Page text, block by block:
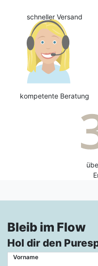
schneller Versand
kompetente Beratung
Bleib im Flow
Hol dir den
Vorname